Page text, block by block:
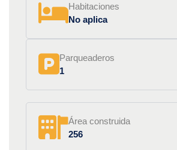
Habitaciones
No aplica
Parqueaderos
1
Área construida
256